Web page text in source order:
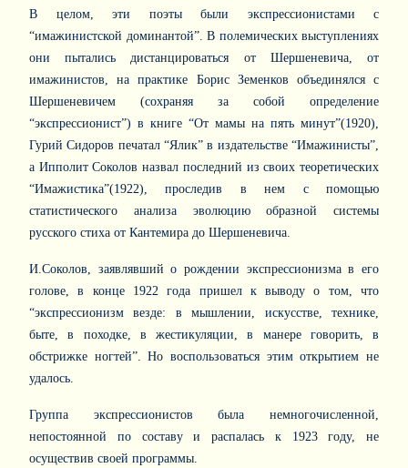
В целом, эти поэты были экспрессионистами с
“имажинистской доминантой”. В полемических выступлениях
они пытались дистанцироваться от Шершеневича, от
имажинистов, на практике Борис Земенков объединялся с
Шершеневичем (сохраняя за собой определение
“экспрессионист”) в книге “От мамы на пять минут”(1920),
Гурий Сидоров печатал “Ялик” в издательстве “Имажинисты”,
а Ипполит Соколов назвал последний из своих теоретических
“Имажистика”(1922), проследив в нем с помощью
статистического анализа эволюцию образной системы
русского стиха от Кантемира до Шершеневича.
И.Соколов, заявлявший о рождении экспрессионизма в его
голове, в конце 1922 года пришел к выводу о том, что
“экспрессионизм везде: в мышлении, искусстве, технике,
быте, в походке, в жестикуляции, в манере говорить, в
обстрижке ногтей”. Но воспользоваться этим открытием не
удалось.
Группа экспрессионистов была немногочисленной,
непостоянной по составу и распалась к 1923 году, не
осуществив своей программы.